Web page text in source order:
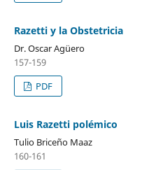
Razetti y la Obstetricia
Dr. Oscar Agüero
157-159
PDF
Luis Razetti polémico
Tulio Briceño Maaz
160-161